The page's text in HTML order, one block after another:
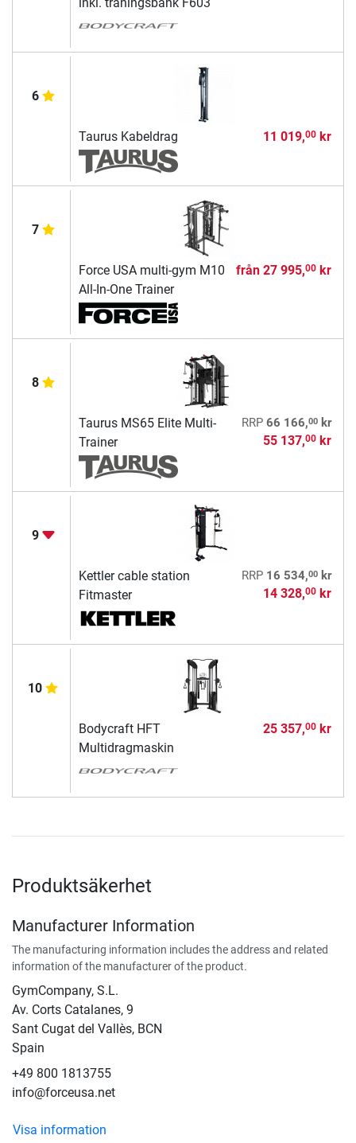
6
Taurus Kabeldrag 11 019,00kr
7
Force USA multi-gym M10
All-In-One Trainer
från 27 995,00kr
8
Taurus MS65 Elite Multi-
Trainer
RRP 66 166,00kr
55 137,00kr
9
Kettler cable station
Fitmaster
RRP 16 534,00kr
14 328,00kr
10
Bodycraft HFT
Multidragmaskin
25 357,00kr
Produktsäkerhet
Manufacturer Information
The manufacturing information includes the address and related
information of the manufacturer of the product.
GymCompany, S.L.
Av. Corts Catalanes, 9
Sant Cugat del Vallès, BCN
Spain
+49 800 1813755
info@forceusa.net
Visa information